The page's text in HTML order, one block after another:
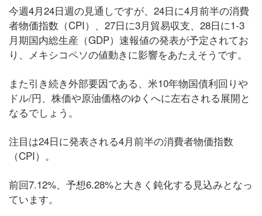
今週4月24日週の見通しですが、24日に4月前半の消費
者物価指数（CPI）、27日に3月貿易収支、28日に1-3
月期国内総生産（GDP）速報値の発表が予定されてお
り、メキシコペソの値動きに影響をあたえそうです。
また引き続き外部要因である、米10年物国債利回りや
ドル/円、株価や原油価格のゆくへに左右される展開と
なるでしょう。
注目は24日に発表される4月前半の消費者物価指数
（CPI）。
前回7.12%、予想6.28%と大きく鈍化する見込みとなっ
ています。